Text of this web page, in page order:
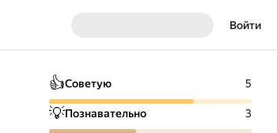
Войти
👍Советую 5
💡Познавательно 3